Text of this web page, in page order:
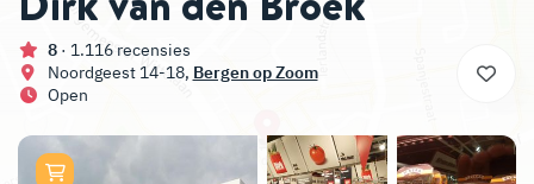
8 · 1.116 recensies
Noordgeest 14-18, Bergen op Zoom
Open